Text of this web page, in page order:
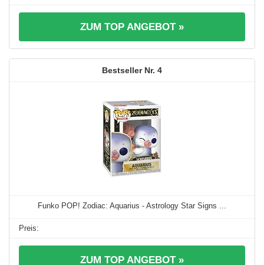
ZUM TOP ANGEBOT »
4
Funko POP! Zodiac: Aquarius - Astrology Star Signs ...
ZUM TOP ANGEBOT »